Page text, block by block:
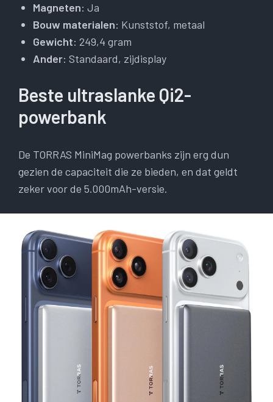
Magneten: Ja
Bouw materialen: Kunststof, metaal
Gewicht: 249,4 gram
Ander: Standaard, zijdisplay
Beste ultraslanke Qi2-
powerbank
De TORRAS MiniMag powerbanks zijn erg dun
gezien de capaciteit die ze bieden, en dat geldt
zeker voor de 5.000mAh-versie.